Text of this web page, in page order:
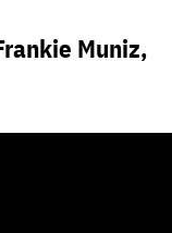
Muniz,